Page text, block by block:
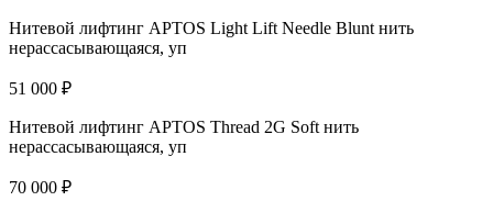
Нитевой лифтинг APTOS Light Lift Needle Blunt нить
нерассасывающаяся, уп
51 000 ₽
Нитевой лифтинг APTOS Thread 2G Soft нить
нерассасывающаяся, уп
70 000 ₽